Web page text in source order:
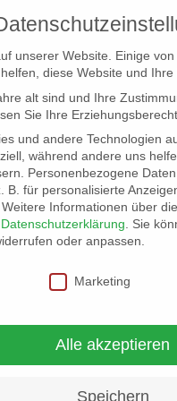
SCOUT ELB-
unserer Website. Einige von
diese Website und Ihre
alt sind und Ihre
Sie Ihre
und andere Technologien
während andere uns
Personenbezogene
B. für personalisierte
Weitere Informationen über
Datenschutzerklärung
Sie
oder anpassen.
Marketing
Alle akzeptieren
Speichern